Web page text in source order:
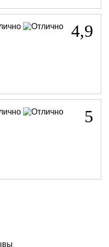
4,9
5